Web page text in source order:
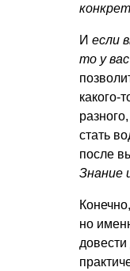
И если
то у
какого-
стать
после
Знание
но